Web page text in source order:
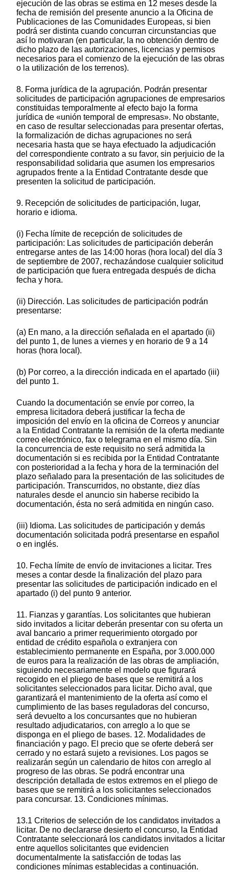
ejecución de las obras se estima en 12 meses desde la
fecha de remisión del presente anuncio a la Oficina de
Publicaciones de las Comunidades Europeas, si bien
podrá ser distinta cuando concurran circunstancias que
así lo motivaran (en particular, la no obtención dentro de
dicho plazo de las autorizaciones, licencias y permisos
necesarios para el comienzo de la ejecución de las obras
o la utilización de los terrenos).
8. Forma jurídica de la agrupación. Podrán presentar
solicitudes de participación agrupaciones de empresarios
constituidas temporalmente al efecto bajo la forma
jurídica de «unión temporal de empresas». No obstante,
en caso de resultar seleccionadas para presentar ofertas,
la formalización de dichas agrupaciones no será
necesaria hasta que se haya efectuado la adjudicación
del correspondiente contrato a su favor, sin perjuicio de la
responsabilidad solidaria que asumen los empresarios
agrupados frente a la Entidad Contratante desde que
presenten la solicitud de participación.
9. Recepción de solicitudes de participación, lugar,
horario e idioma.
(i) Fecha límite de recepción de solicitudes de
participación: Las solicitudes de participación deberán
entregarse antes de las 14:00 horas (hora local) del día 3
de septiembre de 2007, rechazándose cualquier solicitud
de participación que fuera entregada después de dicha
fecha y hora.
(ii) Dirección. Las solicitudes de participación podrán
presentarse:
(a) En mano, a la dirección señalada en el apartado (ii)
del punto 1, de lunes a viernes y en horario de 9 a 14
horas (hora local).
(b) Por correo, a la dirección indicada en el apartado (iii)
del punto 1.
Cuando la documentación se envíe por correo, la
empresa licitadora deberá justificar la fecha de
imposición del envío en la oficina de Correos y anunciar
a la Entidad Contratante la remisión de la oferta mediante
correo electrónico, fax o telegrama en el mismo día. Sin
la concurrencia de este requisito no será admitida la
documentación si es recibida por la Entidad Contratante
con posterioridad a la fecha y hora de la terminación del
plazo señalado para la presentación de las solicitudes de
participación. Transcurridos, no obstante, diez días
naturales desde el anuncio sin haberse recibido la
documentación, ésta no será admitida en ningún caso.
(iii) Idioma. Las solicitudes de participación y demás
documentación solicitada podrá presentarse en español
o en inglés.
10. Fecha límite de envío de invitaciones a licitar. Tres
meses a contar desde la finalización del plazo para
presentar las solicitudes de participación indicado en el
apartado (i) del punto 9 anterior.
11. Fianzas y garantías. Los solicitantes que hubieran
sido invitados a licitar deberán presentar con su oferta un
aval bancario a primer requerimiento otorgado por
entidad de crédito española o extranjera con
establecimiento permanente en España, por 3.000.000
de euros para la realización de las obras de ampliación,
siguiendo necesariamente el modelo que figurará
recogido en el pliego de bases que se remitirá a los
solicitantes seleccionados para licitar. Dicho aval, que
garantizará el mantenimiento de la oferta así como el
cumplimiento de las bases reguladoras del concurso,
será devuelto a los concursantes que no hubieran
resultado adjudicatarios, con arreglo a lo que se
disponga en el pliego de bases. 12. Modalidades de
financiación y pago. El precio que se oferte deberá ser
cerrado y no estará sujeto a revisiones. Los pagos se
realizarán según un calendario de hitos con arreglo al
progreso de las obras. Se podrá encontrar una
descripción detallada de estos extremos en el pliego de
bases que se remitirá a los solicitantes seleccionados
para concursar. 13. Condiciones mínimas.
13.1 Criterios de selección de los candidatos invitados a
licitar. De no declararse desierto el concurso, la Entidad
Contratante seleccionará los candidatos invitados a licitar
entre aquellos solicitantes que evidencien
documentalmente la satisfacción de todas las
condiciones mínimas establecidas a continuación.